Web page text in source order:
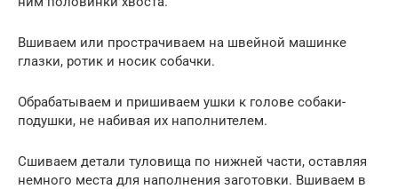
Вшиваем или прострачиваем на швейной машинке
глазки, ротик и носик собачки.
Обрабатываем и пришиваем ушки к голове собаки-
подушки, не набивая их наполнителем.
Сшиваем детали туловища по нижней части, оставляя
немного места для наполнения заготовки. Вшиваем в